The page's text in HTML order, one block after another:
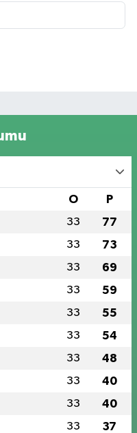
O P
33 77
33 73
33 69
33 59
33 55
33 54
33 48
33 40
33 40
33 37